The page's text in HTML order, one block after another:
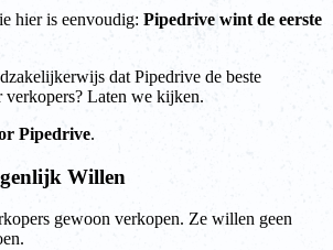
hier is eenvoudig: Pipedrive wint de eerste
dat Pipedrive de beste
Laten we kijken.
Pipedrive.
Willen
gewoon verkopen. Ze willen geen